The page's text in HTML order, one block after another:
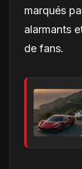
marqués
alarmants
de fans.